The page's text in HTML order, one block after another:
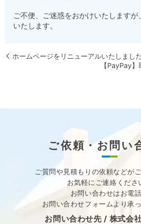
ご不便、ご迷惑をおかけいたします
いたします。
ホームページをリニューアルいたしました
【PayPay
ご依頼・お問い
ご質問や見積もりの依頼などが
お気軽にご連絡くださ
お問い合わせはお電話
お問い合わせフォームより承っ
お問い合わせ先 / 株式会